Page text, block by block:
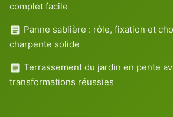
complet facile
Panne sablière : rôle, fixation et
charpente solide
Terrassement du jardin en pente
transformations réussies